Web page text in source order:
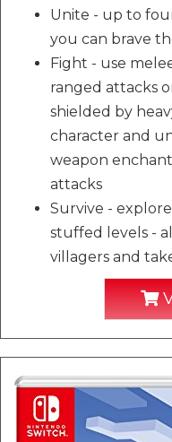
Unite - up to
you can brave
Fight - use
ranged attacks
shielded by
character and
weapon
attacks
Survive -
stuffed levels -
villagers and